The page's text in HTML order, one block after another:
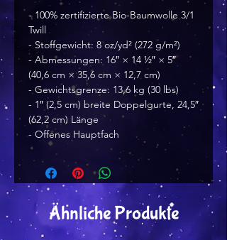
- 100% zertifizierte Bio-Baumwolle 3/1
Twill
- Stoffgewicht: 8 oz/yd² (272 g/m²)
- Abmessungen: 16″ × 14 ½″ × 5″
(40,6 cm × 35,6 cm × 12,7 cm)
- Gewichtsgrenze: 13,6 kg (30 lbs)
- 1″ (2,5 cm) breite Doppelgurte, 24,5″
(62,2 cm) Länge
- Offenes Hauptfach
Ähnliche Produkte